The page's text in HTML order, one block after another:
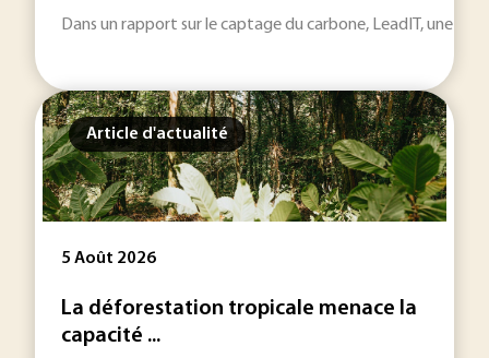
Dans un rapport sur le captage du carbone, LeadIT, une
Article d'actualité
5 Août 2026
La déforestation tropicale menace la
capacité ...